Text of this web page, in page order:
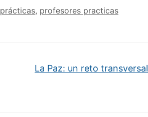
prácticas, profesores practicas
La Paz: un reto transversal